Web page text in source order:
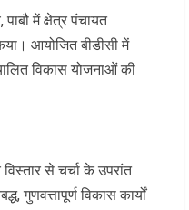
में क्षेत्र पंचायत
आयोजित बीडीसी में
विकास योजनाओं की
विस्तार से चर्चा के उपरांत
गुणवत्तापूर्ण विकास कार्यों